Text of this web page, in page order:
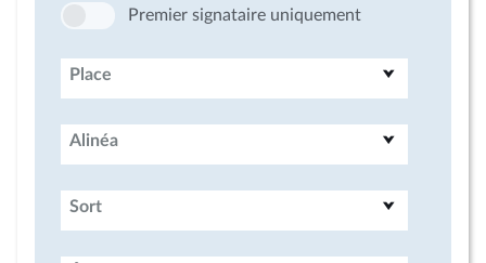
Premier signataire uniquement
Place
Alinéa
Sort